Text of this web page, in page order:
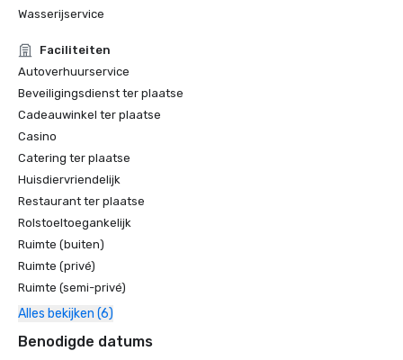
Wasserijservice
Faciliteiten
Autoverhuurservice
Beveiligingsdienst ter plaatse
Cadeauwinkel ter plaatse
Casino
Catering ter plaatse
Huisdiervriendelijk
Restaurant ter plaatse
Rolstoeltoegankelijk
Ruimte (buiten)
Ruimte (privé)
Ruimte (semi-privé)
Alles bekijken (6)
Benodigde datums